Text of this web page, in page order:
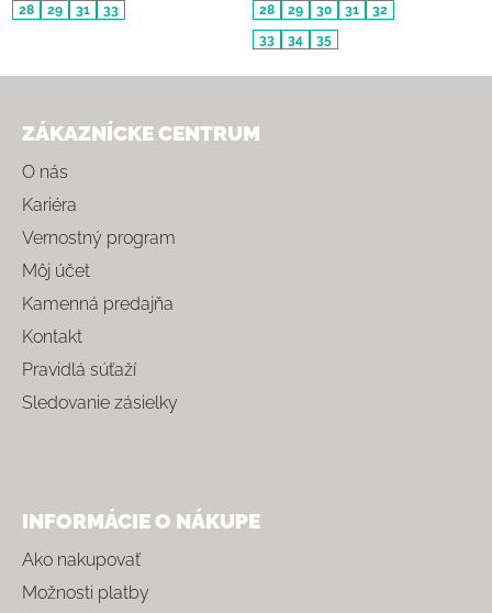
28
29 31 33
28
29 30 31
32
33
34 35
ZÁKAZNÍCKE CENTRUM
O nás
Kariéra
Vernostný program
Môj účet
Kamenná predajňa
Kontakt
Pravidlá súťaží
Sledovanie zásielky
INFORMÁCIE O NÁKUPE
Ako nakupovať
Možnosti platby